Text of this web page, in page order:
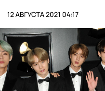
12 АВГУСТА 2021 04:17